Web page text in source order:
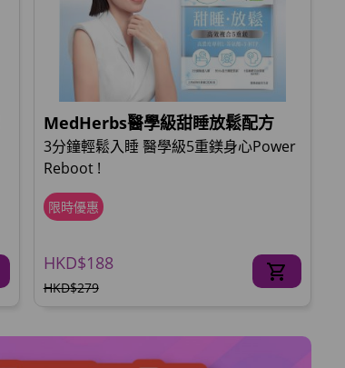
MedHerbs醫學級甜睡放鬆配方
3分鐘輕鬆入睡 醫學級5重鎂身心Power
Reboot !
限時優惠
HKD$188
HKD$279